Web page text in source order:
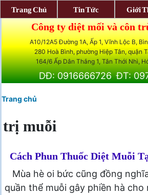
Công ty diệt mối và côn
A10/12A5 Đường 1A, Ấp 1, Vĩnh Lộc B,
280 Hoà Bình, phường Hiệp Tân, quận
164/6 Ấp Dân Thắng 1, Tân Thới Nhì,
DĐ: 0916666726 ĐT:
Trang chủ
trị muỗi
Cách Phun Thuốc Diệt Muỗi
Mùa hè oi bức cũng đồng
quần thể muỗi gây phiền hà cho
Trang Chủ Tin Tức Giới